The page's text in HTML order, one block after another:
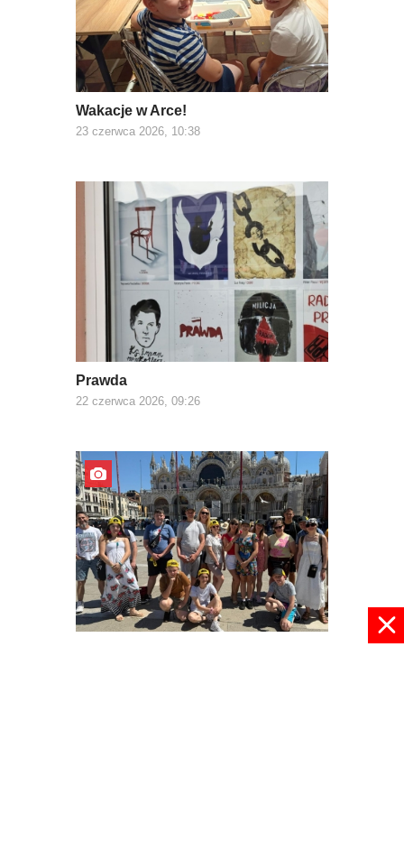
Wakacje w Arce!
23 czerwca 2026, 10:38
Prawda
22 czerwca 2026, 09:26